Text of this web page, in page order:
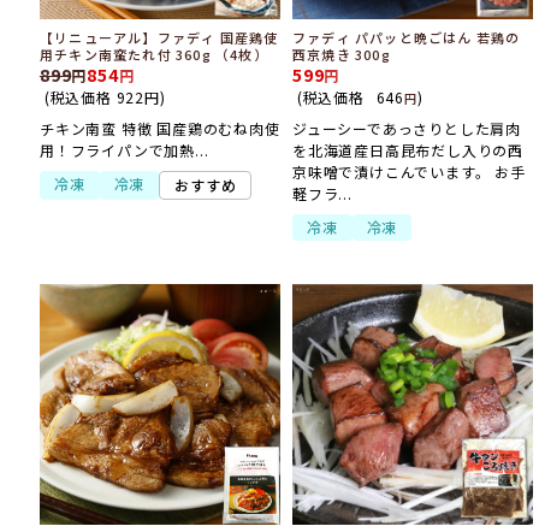
【リニューアル】ファディ 国産鶏使
用チキン南蛮たれ付 360g （4枚）
899 854
(税込価格 922円)
チキン南蛮 特徴 国産鶏のむね肉使
用！フライパンで加熱...
冷凍
冷凍 おすすめ
ファディ パパッと晩ごはん 若鶏の
西京焼き 300g
599
(税込価格 646円)
ジューシーであっさりとした肩肉
を北海道産日高昆布だし入りの西
京味噌で漬けこんでいます。 お手
軽フラ...
冷凍
冷凍